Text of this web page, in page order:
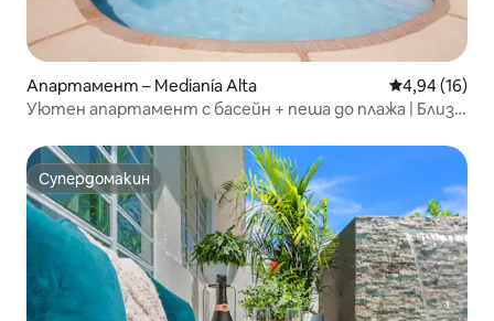
Апартамент – Medianía Alta Средна
4,94 (16)
Уютен апартамент с басейн + пеша до плажа | Близо
Супердомакин
Супердомакин